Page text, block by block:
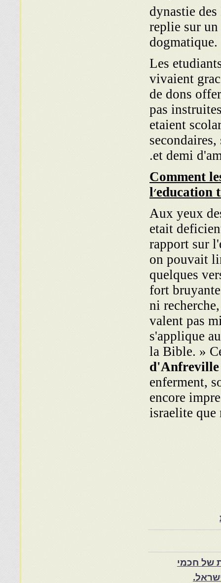
dynastie
replie sur
dogmatique.
Les
vivaient
de dons
pas
etaient
et demi
Comment
l׳education
Aux yeux
etait
rapport sur
on pouvait
quelques
fort
ni
valent pas
s'applique
la Bible. »
d'Anfreville
enferment,
encore
israelite que
של חכמי